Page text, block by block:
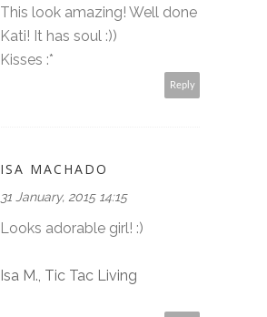
This look amazing! Well done
Kati! It has soul :))
Kisses :*
Reply
ISA MACHADO
31 January, 2015 14:15
Looks adorable girl! :)
Isa M., Tic Tac Living